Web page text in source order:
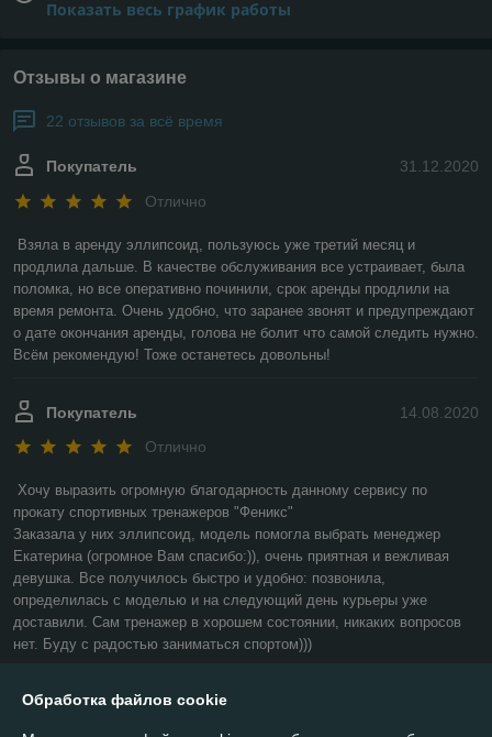
Показать весь график работы
Отзывы о магазине
22 отзывов за всё время
31.12.2020
Покупатель
Отлично
Взяла в аренду эллипсоид, пользуюсь уже третий месяц и
продлила дальше. В качестве обслуживания все устраивает, была
поломка, но все оперативно починили, срок аренды продлили на
время ремонта. Очень удобно, что заранее звонят и предупреждают
о дате окончания аренды, голова не болит что самой следить нужно.
Всём рекомендую! Тоже останетесь довольны!
14.08.2020
Покупатель
Отлично
Хочу выразить огромную благодарность данному сервису по
прокату спортивных тренажеров "Феникс"
Заказала у них эллипсоид, модель помогла выбрать менеджер
Екатерина (огромное Вам спасибо:)), очень приятная и вежливая
девушка. Все получилось быстро и удобно: позвонила,
определилась с моделью и на следующий день курьеры уже
доставили. Сам тренажер в хорошем состоянии, никаких вопросов
нет. Буду с радостью заниматься спортом)))
Обработка файлов cookie